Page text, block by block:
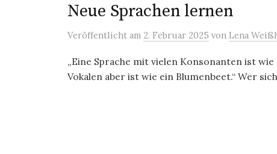
Neue Sprachen lernen
Veröffentlicht am 2. Februar 2025 von Lena
„Eine Sprache mit vielen Konsonanten ist
Vokalen aber ist wie ein Blumenbeet.“ Wer